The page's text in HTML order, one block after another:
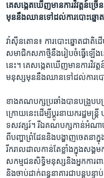
ទំព័រ​
ស្វែង​
ភាសា
គេសង្កេត​ឃើញ​មាន​ការ​វិវត្តន៍​ច្
មុន​នឹង​ឈាន​ទៅ​ដល់​ការ​បោះឆ្នោត​
វ៉ាស៊ីនតោន៖ ការបោះឆ្នោត​ជាតិ​ដើ
សមាជិក​សភា​ថ្មី​នឹង​រៀបចំ​ធ្វើ​ឡើង​
នេះ។ គេសង្កេត​ឃើញ​មាន​ការ​វិវ
មនុស្ស​មុន​នឹង​ឈាន​ទៅ​ដល់​ការ​បោ
ខាង​គណបក្ស​ប្រឆាំង​បាន​បង្រួប​បង្
ក្រោយ​នេះ​ដើម្បី​ប្តូរ​នាយក​រដ្ឋ​ម
ទសវត្សរ៍។ រីឯ​គណបក្ស​កាន់​អំណ
ពី​បញ្ហា​ព្រំដែន​និង​បង្ហាញ​ចេតនា​
រីករាល​ដាល​កាន់​តែ​ខ្លាំង​ក្នុង​សង្
សកម្មជន​សិទ្ធិ​មនុស្ស​និង​អ្នក​ការព
និង​ចាប់​ដាក់​ពន្ធនាគារ​ជាបន្ត​បន្ទា